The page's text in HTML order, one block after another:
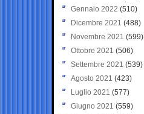
Gennaio 2022 (510)
Dicembre 2021 (488)
Novembre 2021 (599)
Ottobre 2021 (506)
Settembre 2021 (539)
Agosto 2021 (423)
Luglio 2021 (577)
Giugno 2021(559)